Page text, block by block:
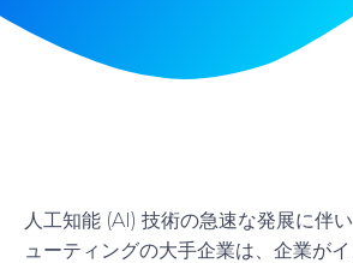
人工知能 (AI) 技術の急速な発展に伴
ューティングの大手企業は、企業が